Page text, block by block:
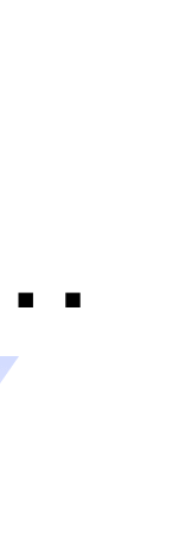
者工具